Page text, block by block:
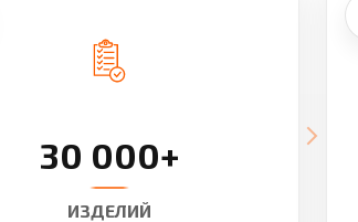
30 000+
ИЗДЕЛИЙ